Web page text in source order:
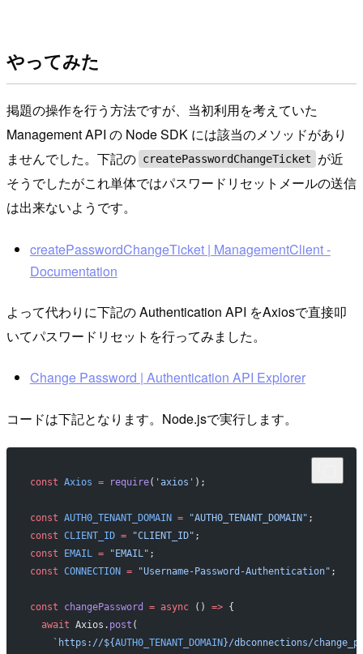
やってみた
掲題の操作を行う方法ですが、当初利用を考えていた
Management API の Node SDK には該当のメソッドがあり
ませんでした。下記の createPasswordChangeTicket
が近
そうでしたがこれ単体ではパスワードリセットメールの送信
は出来ないようです。
createPasswordChangeTicket | ManagementClient -
Documentation
よって代わりに下記の Authentication API をAxiosで直接叩
いてパスワードリセットを行ってみました。
Change Password | Authentication API Explorer
コードは下記となります。Node.jsで実行します。
const Axios = require( 'axios' );
const AUTH0_TENANT_DOMAIN = "AUTH0_TENANT_DOMAIN" ;
const CLIENT_ID = "CLIENT_ID" ;
const EMAIL = "EMAIL" ;
const CONNECTION = "Username-Password-Authentication" ;
const changePassword = async () => {
  await
Axios. post (
    `https://${
AUTH0_TENANT_DOMAIN }/dbconnections/